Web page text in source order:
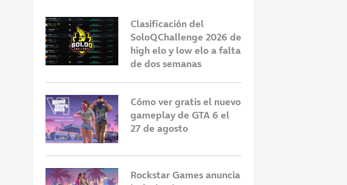
Clasificación del
SoloQChallenge 2026 de
high elo y low elo a falta
de dos semanas
Cómo ver gratis el nuevo
gameplay de GTA 6 el
27 de agosto
Rockstar Games anuncia